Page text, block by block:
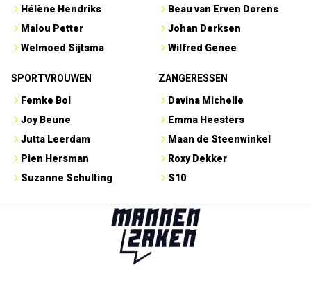
Hélène Hendriks
Malou Petter
Welmoed Sijtsma
Beau van Erven Dorens
Johan Derksen
Wilfred Genee
SPORTVROUWEN
Femke Bol
Joy Beune
Jutta Leerdam
Pien Hersman
Suzanne Schulting
ZANGERESSEN
Davina Michelle
Emma Heesters
Maan de Steenwinkel
Roxy Dekker
S10